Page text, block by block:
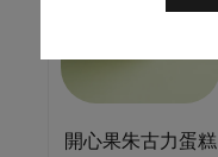
開心果朱古力蛋糕